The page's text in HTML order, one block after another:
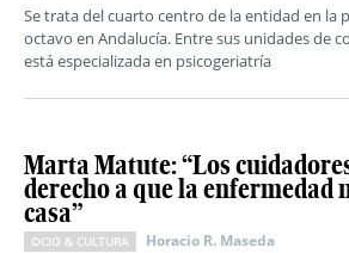
Se trata del cuarto centro de la entidad en la
octavo en Andalucía. Entre sus unidades de
está especializada en psicogeriatría
Marta Matute: “Los
derecho a que la enfermedad
casa”
OCIO & CULTURA Horacio R. Maseda